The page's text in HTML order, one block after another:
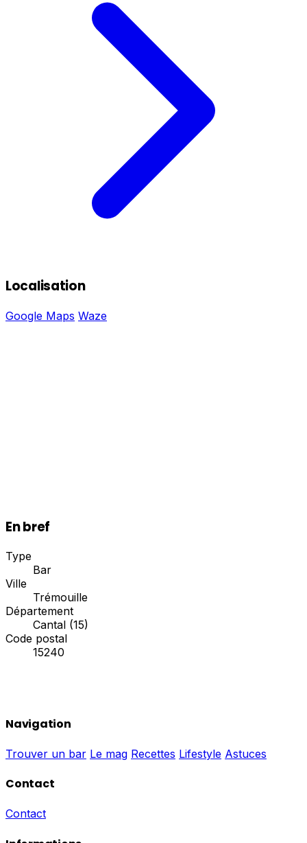
Localisation
Google Maps Waze
En bref
Type
Bar
Ville
Trémouille
Département
Cantal (15)
Code postal
15240
Navigation
Trouver un bar Le mag Recettes Lifestyle Astuces
Contact
Contact